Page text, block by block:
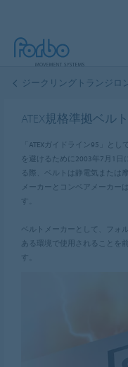
ジークリングトランジロ
ATEX規格準拠ベルト
「ATEXガイドライン95」と
を避けるために2003年7月1日
る際、ベルトは静電気または
メーカーとコンベアメーカー
す。
ベルトメーカーとして、フォ
ある環境で使用されることを
す。